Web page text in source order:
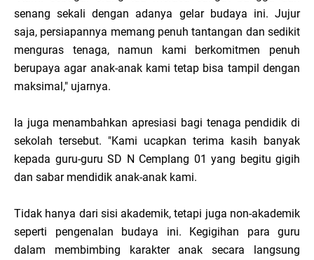
senang sekali dengan adanya gelar budaya ini. Jujur
saja, persiapannya memang penuh tantangan dan sedikit
menguras tenaga, namun kami berkomitmen penuh
berupaya agar anak-anak kami tetap bisa tampil dengan
maksimal," ujarnya.
Ia juga menambahkan apresiasi bagi tenaga pendidik di
sekolah tersebut. "Kami ucapkan terima kasih banyak
kepada guru-guru SD N Cemplang 01 yang begitu gigih
dan sabar mendidik anak-anak kami.
Tidak hanya dari sisi akademik, tetapi juga non-akademik
seperti pengenalan budaya ini. Kegigihan para guru
dalam membimbing karakter anak secara langsung